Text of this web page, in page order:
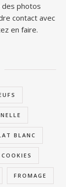
des photos
contact avec
en faire.
BLANC
COOKIES
FROMAGE